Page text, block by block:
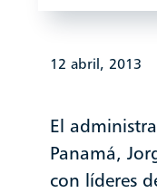
12 abril, 2013
El
Panamá,
con líderes